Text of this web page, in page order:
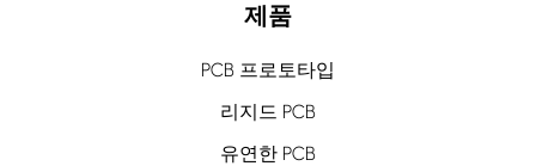
제품
PCB 프로토타입
리지드 PCB
유연한 PCB